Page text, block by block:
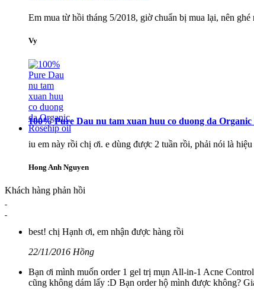
Em mua từ hồi tháng 5/2018, giờ chuẩn bị mua lại, nên
Vy
100% Pure Dau nu tam xuan huu co duong da Organic
iu em này rồi chị ơi. e dùng được 2 tuần rồi, phải nói là
Hong Anh Nguyen
Khách hàng phản hồi
best! chị Hạnh ơi, em nhận được hàng rồi
22/11/2016 Hồng
Bạn ơi mình muốn order 1 gel trị mụn All-in-1 Acne
cũng không dám lấy :D Bạn order hộ mình được không?